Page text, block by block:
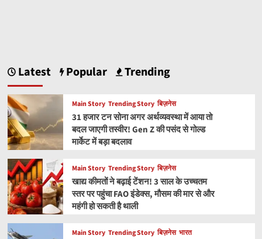
Latest Popular Trending
Main Story Trending Story बिज़नेस
31 हजार टन सोना अगर अर्थव्यवस्था में आया तो
बदल जाएगी तस्वीर! Gen Z की पसंद से गोल्ड
मार्केट में बड़ा बदलाव
Main Story Trending Story बिज़नेस
खाद्य कीमतों ने बढ़ाई टेंशन! 3 साल के उच्चतम
स्तर पर पहुंचा FAO इंडेक्स, मौसम की मार से और
महंगी हो सकती है थाली
Main Story Trending Story बिज़नेस भारत